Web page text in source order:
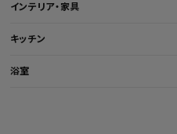
インテリア・家具
キッチン
浴室